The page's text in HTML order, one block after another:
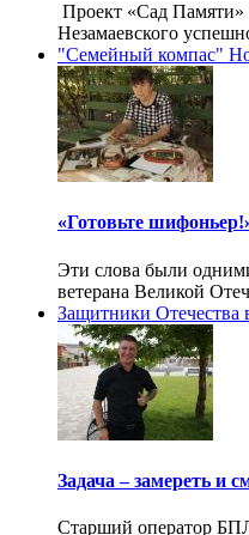
Проект «Сад
Незамаевского
"Семейный компас"
«Готовьте
Эти слова были
ветерана Великой
Защитники Отечества
Задача – замереть и
Старший оператор